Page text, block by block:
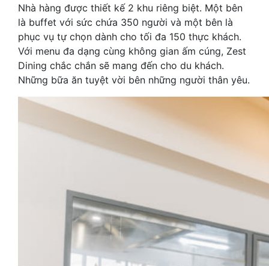
Nhà hàng được thiết kế 2 khu riêng biệt. Một bên
là buffet với sức chứa 350 người và một bên là
phục vụ tự chọn dành cho tối đa 150 thực khách.
Với menu đa dạng cùng không gian ấm cúng, Zest
Dining chắc chắn sẽ mang đến cho du khách.
Những bữa ăn tuyệt vời bên những người thân yêu.